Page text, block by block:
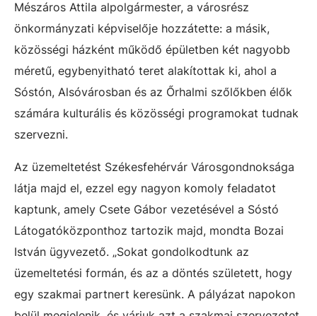
Mészáros Attila alpolgármester, a városrész
önkormányzati képviselője hozzátette: a másik,
közösségi házként működő épületben két nagyobb
méretű, egybenyitható teret alakítottak ki, ahol a
Sóstón, Alsóvárosban és az Őrhalmi szőlőkben élők
számára kulturális és közösségi programokat tudnak
szervezni.
Az üzemeltetést Székesfehérvár Városgondnoksága
látja majd el, ezzel egy nagyon komoly feladatot
kaptunk, amely Csete Gábor vezetésével a Sóstó
Látogatóközponthoz tartozik majd, mondta Bozai
István ügyvezető. „Sokat gondolkodtunk az
üzemeltetési formán, és az a döntés született, hogy
egy szakmai partnert keresünk. A pályázat napokon